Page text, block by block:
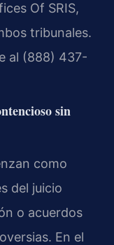
Of SRIS,
tribunales.
al (888) 437-
sin
como
del juicio
o acuerdos
En el